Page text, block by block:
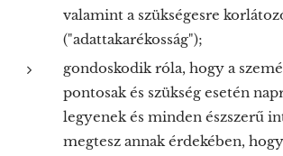
valamint a szükségesre
("adattakarékosság");
gondoskodik róla, hogy a
pontosak és szükség esetén
legyenek és minden észszerű
megtesz annak érdekében,